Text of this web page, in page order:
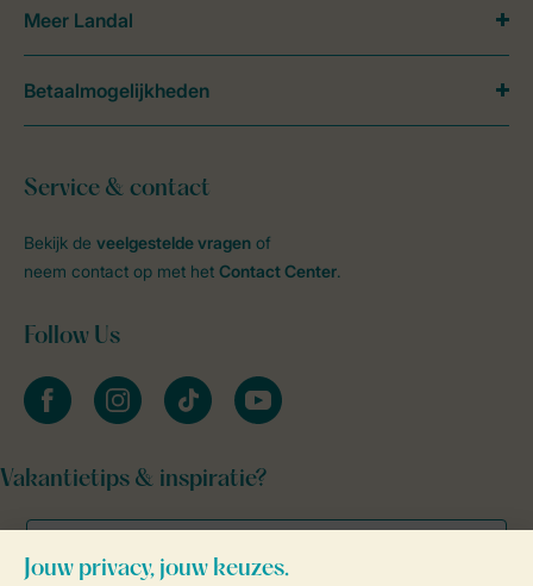
Service & contact
Bekijk de veelgestelde vragen of
neem contact op met het Contact Center.
Follow Us
facebookinstagramtiktok youtube
Vakantietips & inspiratie?
Meer Landal
Betaalmogelijkheden